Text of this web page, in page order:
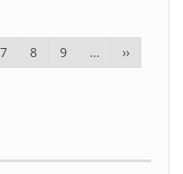
Page
7 Page
8 Page
9 …
Nächste
Seite
››